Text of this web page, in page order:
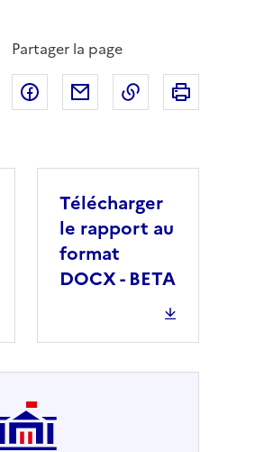
Partager la page
Partager sur Facebook
Partager par email
Copier dans le
Télécharger
le rapport au
format
DOCX - BETA